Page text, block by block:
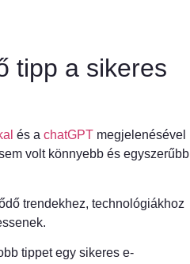
tipp a sikeres
és a chatGPTmegjelenésével
volt könnyebb és egyszerűbb
trendekhez, technológiákhoz
tippet egy sikeres e-